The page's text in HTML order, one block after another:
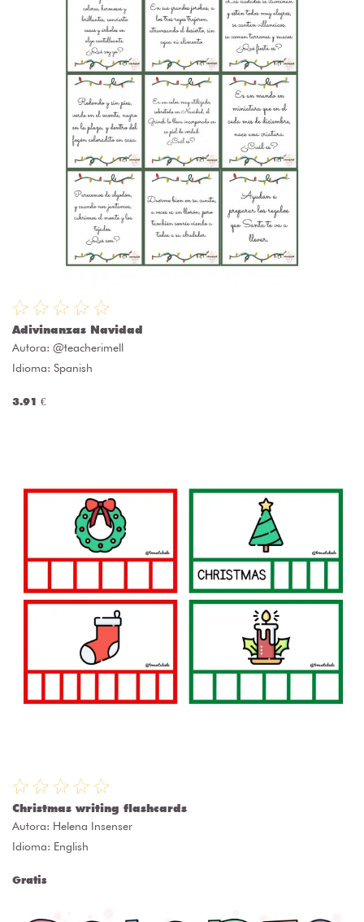
Adivinanzas Navidad
Autora: @teacherimell
Idioma: Spanish
3.91 €
Christmas writing flashcards
Autora: Helena Insenser
Idioma: English
Gratis